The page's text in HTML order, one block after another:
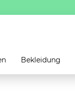
Bekleidung